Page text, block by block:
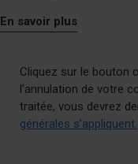
En savoir plus
Cliquez sur le bouton
l’annulation de votre
traitée, vous devrez
générales s’appliquent.